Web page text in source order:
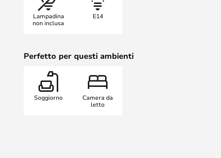
e scegli tra vari colori moderni qui.
Lampadina
non inclusa
E14
Perfetto per questi ambienti
Soggiorno
Camera da
letto